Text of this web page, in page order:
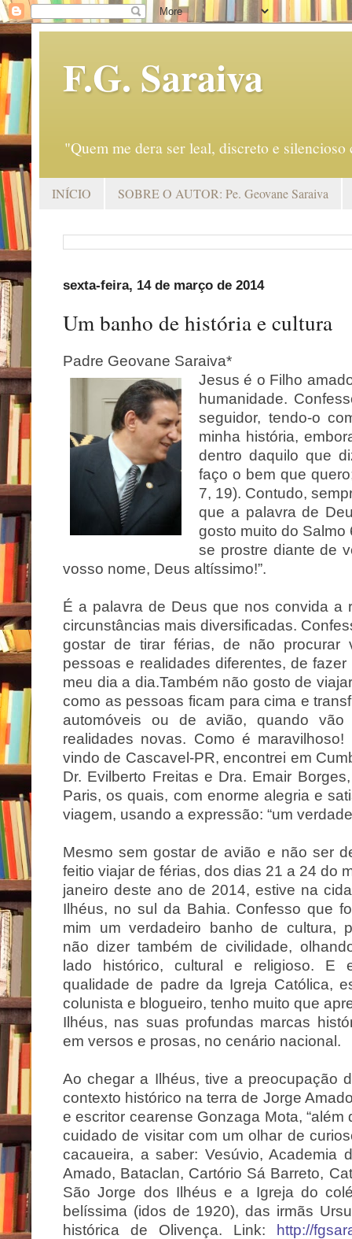
F.G. Saraiva
"Quem me dera ser leal, discreto e
INÍCIO SOBRE O AUTOR: Pe. Geovane Saraiva
sexta-feira, 14 de março de 2014
Um banho de história e cultura
Padre Geovane Saraiva*
Jesus é o Filho
humanidade.
seguidor, tendo-o
minha história,
dentro daquilo que
faço o bem que
7, 19). Contudo,
que a palavra de
gosto muito do Salmo
se prostre diante de
vosso nome, Deus altíssimo!”.
É a palavra de Deus que nos convida a
circunstâncias mais diversificadas.
gostar de tirar férias, de não procurar
pessoas e realidades diferentes, de
meu dia a dia.Também não gosto de
como as pessoas ficam para cima e
automóveis ou de avião, quando
realidades novas. Como é
vindo de Cascavel-PR, encontrei em
Dr. Evilberto Freitas e Dra. Emair
Paris, os quais, com enorme alegria e
viagem, usando a expressão: “um
Mesmo sem gostar de avião e não ser
feitio viajar de férias, dos dias 21 a 24 do
janeiro deste ano de 2014, estive na
Ilhéus, no sul da Bahia. Confesso que
mim um verdadeiro banho de cultura,
não dizer também de civilidade,
lado histórico, cultural e religioso. E
qualidade de padre da Igreja Católica,
colunista e blogueiro, tenho muito que
Ilhéus, nas suas profundas marcas
em versos e prosas, no cenário nacional.
Ao chegar a Ilhéus, tive a preocupação
contexto histórico na terra de Jorge
e escritor cearense Gonzaga Mota,
cuidado de visitar com um olhar de
cacaueira, a saber: Vesúvio, Academia
Amado, Bataclan, Cartório Sá Barreto,
São Jorge dos Ilhéus e a Igreja do
belíssima (idos de 1920), das irmãs
histórica de Olivença. Link:
http://